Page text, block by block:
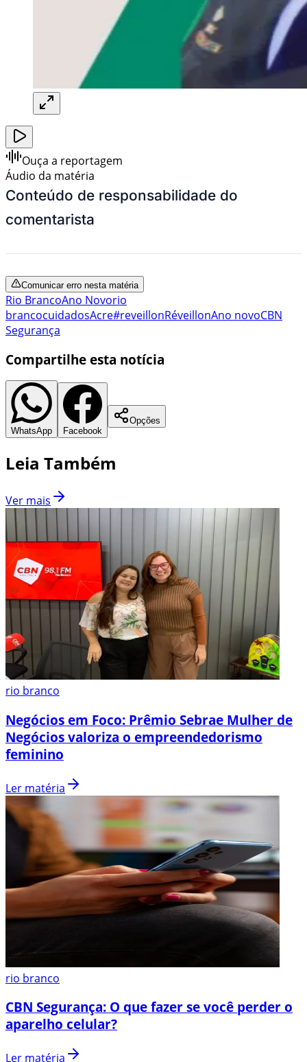
Ouça a reportagem
Áudio da matéria
Conteúdo de responsabilidade do
comentarista
Comunicar erro nesta matéria
Rio BrancoAno Novorio
brancocuidadosAcre#reveillonRéveillonAno novoCBN
Segurança
Compartilhe esta notícia
WhatsApp Facebook
Opções
Leia Também
Ver mais
rio branco
Negócios em Foco: Prêmio Sebrae Mulher de
Negócios valoriza o empreendedorismo
feminino
Ler matéria
rio branco
CBN Segurança: O que fazer se você perder o
aparelho celular?
Ler matéria